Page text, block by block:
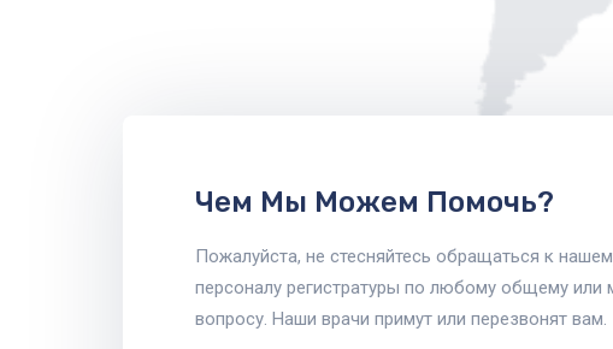
Чем Мы Можем Помочь?
Пожалуйста, не стесняйтесь обращаться к
персоналу регистратуры по любому общему или
вопросу. Наши врачи примут или перезвонят вам.